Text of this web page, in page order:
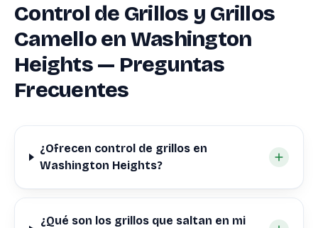
Control de Grillos y Grillos
Camello en Washington
Heights — Preguntas
Frecuentes
¿Ofrecen control de grillos en
Washington Heights?
¿Qué son los grillos que saltan en mi